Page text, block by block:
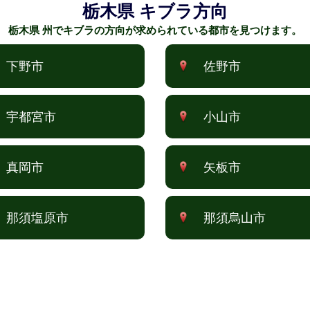
栃木県 キブラ方向
栃木県 州でキブラの方向が求められている都市を見つけます。
下野市 佐野市
宇都宮市 小山市
真岡市 矢板市
那須塩原市 那須烏山市